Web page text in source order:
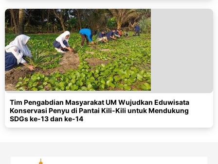
Tim Pengabdian Masyarakat UM Wujudkan Eduwisata
Konservasi Penyu di Pantai Kili-Kili untuk Mendukung
SDGs ke-13 dan ke-14